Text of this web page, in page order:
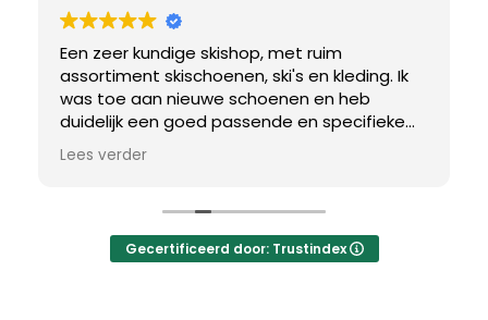
Een zeer kundige skishop, met ruim
assortiment skischoenen, ski's en kleding. Ik
was toe aan nieuwe schoenen en heb
duidelijk een goed passende en specifieke
breedtemaat nodig. Er werd uitgebreid de
tijd genomen om de juiste schoen te vinden.
gevonden, waar met een paar kleine
aanpassing het perfecte model van werd
gemaakt.
Lees verder
Gecertificeerd door: Trustindex